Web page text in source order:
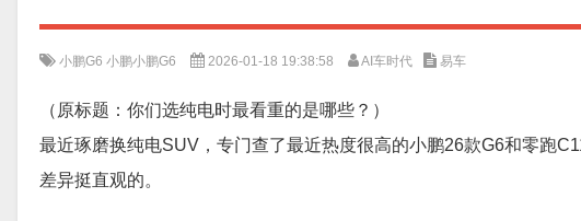
小鹏G6 小鹏小鹏G6 2026-01-18 19:38:58 AI车时代 易车
（原标题：你们选纯电时最看重的是哪些？）
最近琢磨换纯电SUV，专门查了最近热度很高的小鹏26款G6和零跑
差异挺直观的。